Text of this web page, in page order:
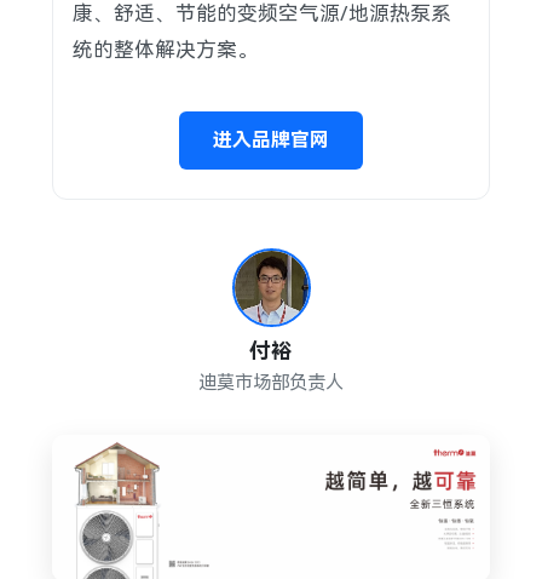
康、舒适、节能的变频空气源/地源热泵系
统的整体解决方案。
进入品牌官网
付裕
迪莫市场部负责人